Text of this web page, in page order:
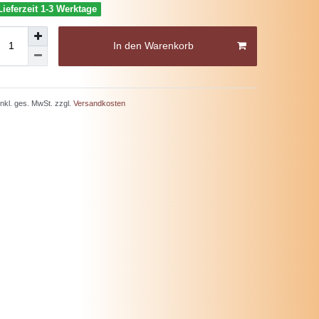
1-3 Werktage
In den Warenkorb
ges. MwSt. zzgl. Versandkosten